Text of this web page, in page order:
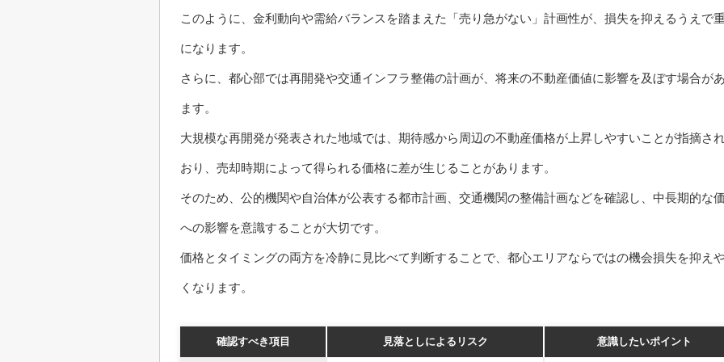
このように、金利動向や需給バランスを踏まえた「売り急がない」計画性が、損失を抑えるうえで
になります。
さらに、都心部では再開発や交通インフラ整備の計画が、将来の不動産価値に影響を及ぼす場合が
ます。
大規模な再開発が発表された地域では、期待感から周辺の不動産価格が上昇しやすいことが指摘さ
おり、売却時期によって得られる価格に差が生じることがあります。
そのため、公的機関や自治体が公表する都市計画、交通機関の整備計画などを確認し、中長期的な
への影響を意識することが大切です。
価格とタイミングの両方を冷静に見比べて判断することで、都心エリアならではの機会損失を抑え
くなります。
確認すべき項目 見落としによるリスク 意識したいポイント